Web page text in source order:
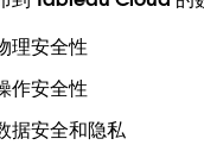
理安全性
作安全性
据安全和隐私